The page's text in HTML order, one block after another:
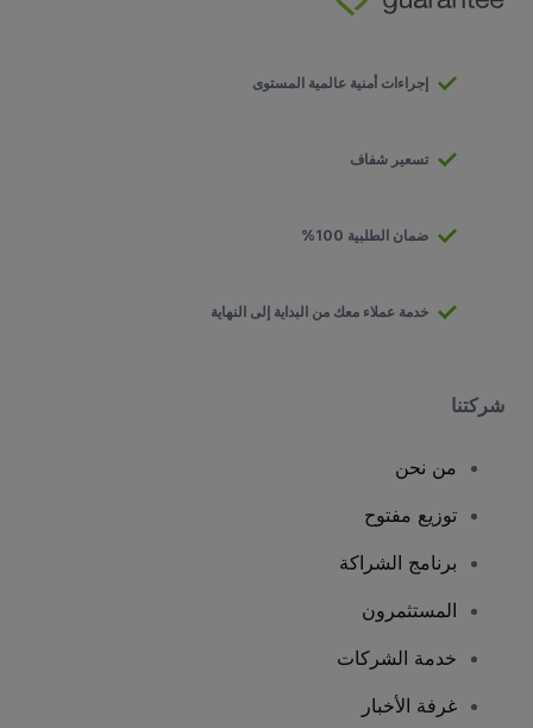
إجراءات أمنية عالمية المستوى
تسعير شفاف
ضمان الطلبية 100%
خدمة عملاء معك من البداية إلى النهاية
شركتنا
من نحن
توزيع مفتوح
برنامج الشراكة
المستثمرون
خدمة الشركات
غرفة الأخبار